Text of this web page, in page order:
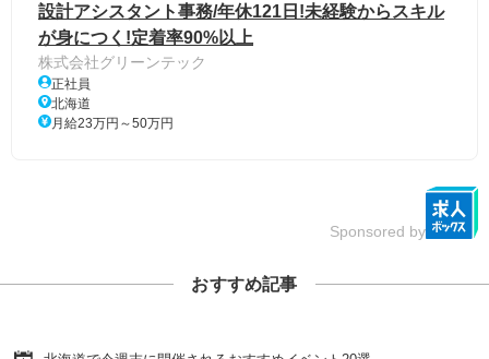
設計アシスタント事務/年休121日!未経験からスキル
が身につく!定着率90%以上
株式会社グリーンテック
正社員
北海道
月給23万円～50万円
Sponsored by
おすすめ記事